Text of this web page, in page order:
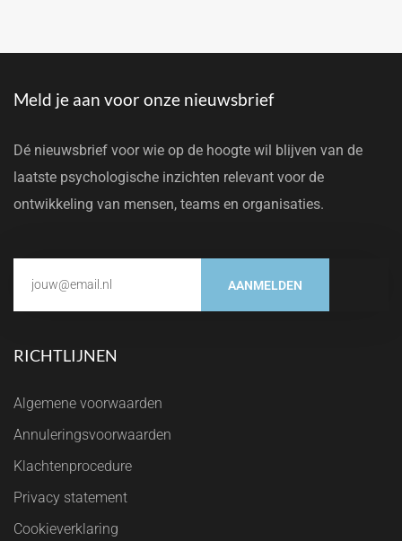
Meld je aan voor onze nieuwsbrief
Dé nieuwsbrief voor wie op de hoogte wil blijven van de
laatste psychologische inzichten relevant voor de
ontwikkeling van mensen, teams en organisaties.
AANMELDEN
RICHTLIJNEN
Algemene voorwaarden
Annuleringsvoorwaarden
Klachtenprocedure
Privacy statement
Cookieverklaring